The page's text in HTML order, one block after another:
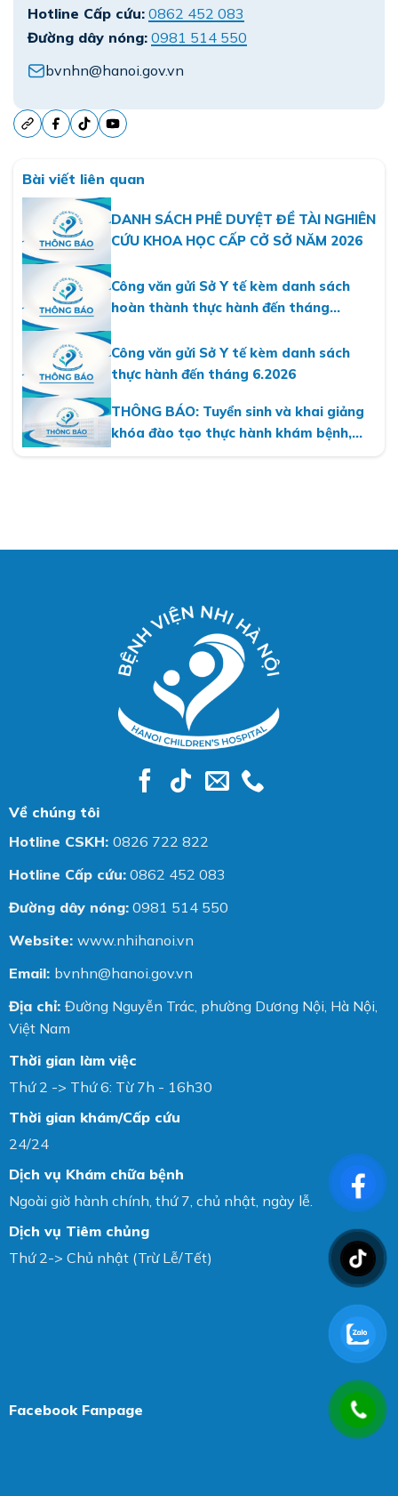
Hotline Cấp cứu: 0862 452 083
Đường dây nóng: 0981 514 550
bvnhn@hanoi.gov.vn
Bài viết liên quan
DANH SÁCH PHÊ DUYỆT ĐỀ TÀI NGHIÊN
CỨU KHOA HỌC CẤP CỞ SỞ NĂM 2026
Công văn gửi Sở Y tế kèm danh sách
hoàn thành thực hành đến tháng
Công văn gửi Sở Y tế kèm danh sách
thực hành đến tháng 6.2026
THÔNG BÁO: Tuyển sinh và khai giảng
khóa đào tạo thực hành khám bệnh,
Về chúng tôi
Hotline CSKH: 0826 722 822
Hotline Cấp cứu: 0862 452 083
Đường dây nóng: 0981 514 550
Website: www.nhihanoi.vn
Email: bvnhn@hanoi.gov.vn
Địa chỉ: Đường Nguyễn Trác, phường Dương Nội, Hà Nội,
Việt Nam
Thời gian làm việc
Thứ 2 -> Thứ 6: Từ 7h - 16h30
Thời gian khám/Cấp cứu
24/24
Dịch vụ Khám chữa bệnh
Ngoài giờ hành chính, thứ 7, chủ nhật, ngày lễ.
Dịch vụ Tiêm chủng
Thứ 2-> Chủ nhật (Trừ Lễ/Tết)
Facebook Fanpage